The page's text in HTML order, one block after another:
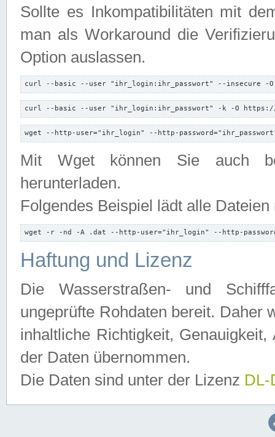
Sollte es Inkompatibilitäten mit
man als Workaround die
Option auslassen.
curl --basic --user "ihr_login:ihr_passwort" --insecure -
curl --basic --user "ihr_login:ihr_passwort" -k -O
wget --http-user="ihr_login" --http-
Mit Wget können Sie auch
herunterladen.
Folgendes Beispiel lädt alle
wget -r -nd -A .dat --http-user="ihr_login" --http-
Haftung und Lizenz
Die Wasserstraßen- und
ungeprüfte Rohdaten bereit. Daher
inhaltliche Richtigkeit,
der Daten übernommen.
Die Daten sind unter der Lizenz